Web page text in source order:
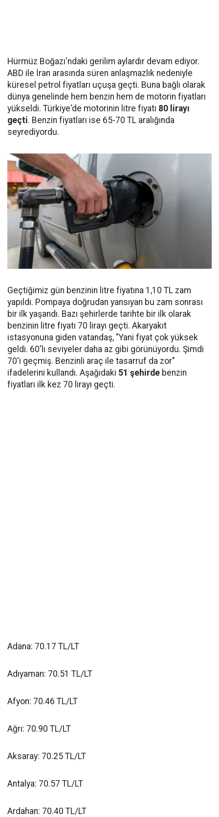
Hürmüz Boğazı'ndaki gerilim aylardır devam ediyor.
ABD ile İran arasında süren anlaşmazlık nedeniyle
küresel petrol fiyatları uçuşa geçti. Buna bağlı olarak
dünya genelinde hem benzin hem de motorin fiyatları
yükseldi. Türkiye'de motorinin litre fiyatı 80 lirayı
geçti. Benzin fiyatları ise 65-70 TL aralığında
seyrediyordu.
Geçtiğimiz gün benzinin litre fiyatına 1,10 TL zam
yapıldı. Pompaya doğrudan yansıyan bu zam sonrası
bir ilk yaşandı. Bazı şehirlerde tarihte bir ilk olarak
benzinin litre fiyatı 70 lirayı geçti. Akaryakıt
istasyonuna giden vatandaş, "Yani fiyat çok yüksek
geldi. 60'lı seviyeler daha az gibi görünüyordu. Şimdi
70'i geçmiş. Benzinli araç ile tasarruf da zor"
ifadelerini kullandı. Aşağıdaki 51 şehirde benzin
fiyatları ilk kez 70 lirayı geçti.
Adana: 70.17 TL/LT
Adıyaman: 70.51 TL/LT
Afyon: 70.46 TL/LT
Ağrı: 70.90 TL/LT
Aksaray: 70.25 TL/LT
Antalya: 70.57 TL/LT
Ardahan: 70.40 TL/LT